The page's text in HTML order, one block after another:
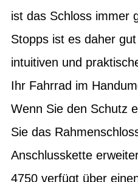
ist das Schloss immer
Stopps ist es daher
intuitiven und
Ihr Fahrrad im
Wenn Sie den Schutz
Sie das
Anschlusskette
4750 verfügt über